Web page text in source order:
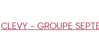
CLEVY - GROUPE